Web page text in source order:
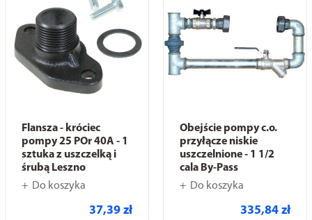
Flansza - króciec
pompy 25 POr 40A - 1
sztuka z uszczelką i
śrubą Leszno
Do koszyka
37,39 zł
Obejście pompy c.o.
przyłącze niskie
uszczelnione - 1 1/2
cala By-Pass
Do koszyka
335,84 zł